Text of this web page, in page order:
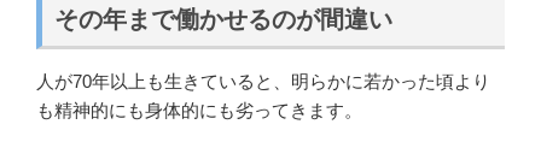
その年まで働かせるのが間違い
人が70年以上も生きていると、明らかに若かった頃より
も精神的にも身体的にも劣ってきます。